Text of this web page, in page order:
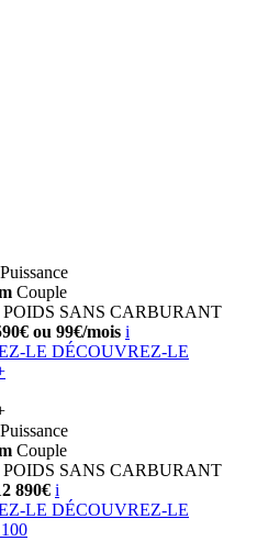
Puissance
Couple
POIDS SANS CARBURANT
ou 99€/mois i
LE DÉCOUVREZ-LE
Puissance
Couple
POIDS SANS CARBURANT
890€ i
LE DÉCOUVREZ-LE